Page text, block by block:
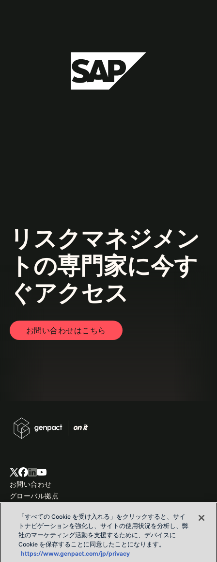
リスクマネジメン
トの専門家に今す
ぐアクセス
お問い合わせはこちら
お問い合わせ
グローバル拠点
プライバシーおよび Cookie に関する通知
利用条件
「すべての Cookie を受け入れる」をクリックすると、サイ
トナビゲーションを強化し、サイトの使用状況を分析し、弊
社のマーケティング活動を支援するために、デバイスに
Cookie を保存することに同意したことになります。
https://www.genpact.com/jp/privacy